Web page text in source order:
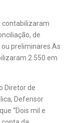
contabilizaram
de
preliminares.As
2.550 em
Diretor de
Defensor
“Dois mil e